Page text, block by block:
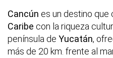
Cancún es un destino que
Caribe con la riqueza
península de Yucatán,
más de 20 km. frente al